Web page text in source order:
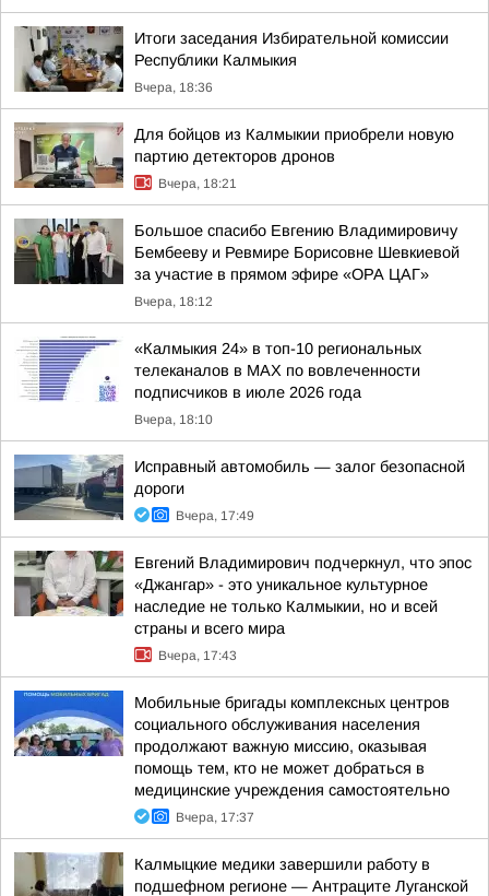
Итоги заседания Избирательной комиссии
Республики Калмыкия
Вчера, 18:36
Для бойцов из Калмыкии приобрели новую
партию детекторов дронов
Вчера, 18:21
Большое спасибо Евгению Владимировичу
Бембееву и Ревмире Борисовне Шевкиевой
за участие в прямом эфире «ОРА ЦАГ»
Вчера, 18:12
«Калмыкия 24» в топ-10 региональных
телеканалов в MAX по вовлеченности
подписчиков в июле 2026 года
Вчера, 18:10
Исправный автомобиль — залог безопасной
дороги
Вчера, 17:49
Евгений Владимирович подчеркнул, что эпос
«Джангар» - это уникальное культурное
наследие не только Калмыкии, но и всей
страны и всего мира
Вчера, 17:43
Мобильные бригады комплексных центров
социального обслуживания населения
продолжают важную миссию, оказывая
помощь тем, кто не может добраться в
медицинские учреждения самостоятельно
Вчера, 17:37
Калмыцкие медики завершили работу в
подшефном регионе — Антраците Луганской